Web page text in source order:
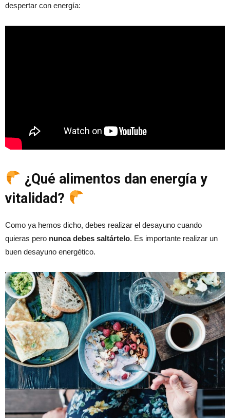
despertar con energía:
¿Qué alimentos dan energía y
vitalidad?
Como ya hemos dicho, debes realizar el desayuno cuando
quieras pero nunca debes saltártelo. Es importante realizar un
buen desayuno energético.